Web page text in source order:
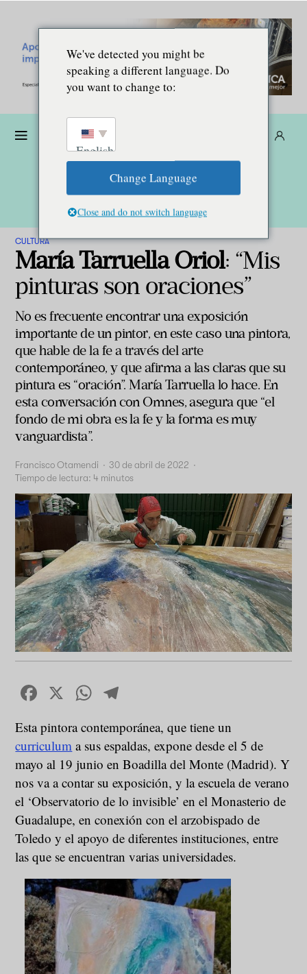
CULTURA
María Tarruella Oriol: “Mis
pinturas son oraciones”
No es frecuente encontrar una exposición
importante de un pintor, en este caso una pintora,
que hable de la fe a través del arte
contemporáneo, y que afirma a las claras que su
pintura es “oración”. María Tarruella lo hace. En
esta conversación con Omnes, asegura que “el
fondo de mi obra es la fe y la forma es muy
vanguardista”.
Francisco Otamendi · 30 de abril de 2022 ·
Tiempo de lectura: 4 minutos
Facebook
X WhatsApp
Esta pintora contemporánea, que tiene un
curriculum a sus espaldas, expone desde el 5 de
mayo al 19 junio en Boadilla del Monte (Madrid). Y
nos va a contar su exposición, y la escuela de verano
el ‘Observatorio de lo invisible’ en el Monasterio de
Guadalupe, en conexión con el arzobispado de
Toledo y el apoyo de diferentes instituciones, entre
las que se encuentran varias universidades.
We've detected you might be
speaking a different language. Do
you want to change to:
English
Change Language
Close and do not switch language